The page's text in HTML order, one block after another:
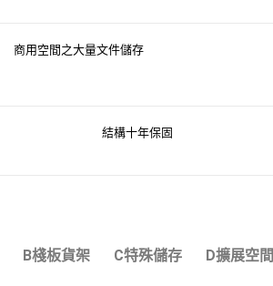
商用空間之大量文件儲存
結構十年保固
B棧板貨架 C特殊儲存 D擴展空間